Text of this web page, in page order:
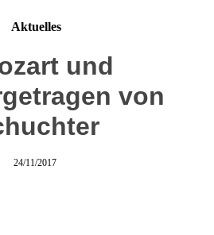
Aktuelles
und
von
24/11/2017